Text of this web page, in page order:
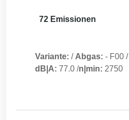
72 Emissionen
Variante: / Abgas: - F00 /
dB|A: 77.0 /n|min: 2750